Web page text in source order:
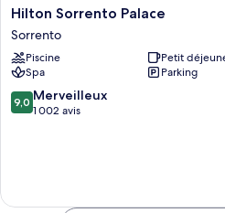
Hilton
Sorrento
Palace
Sorrento
Hilton Sorrento Palace
Sorrento
Piscine
Petit
Spa
Parking
9.0
sur
9,0 Merveilleux
1 002 avis